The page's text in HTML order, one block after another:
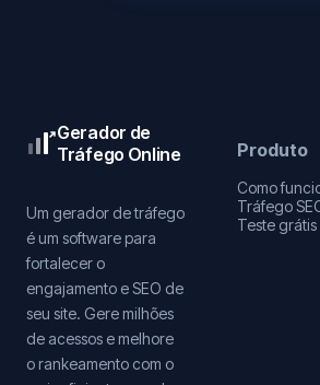
Gerador de
Tráfego Online
Um gerador de tráfego
é um software para
fortalecer o
engajamento e SEO de
seu site. Gere milhões
de acessos e melhore
o rankeamento com o
Produto
Como
Tráfego
Teste grátis